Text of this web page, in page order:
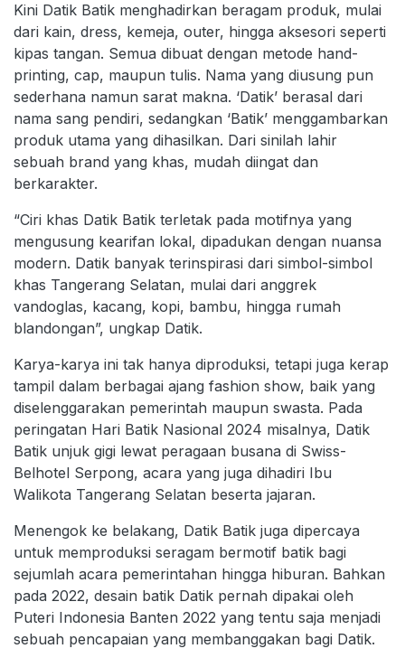
Kini Datik Batik menghadirkan beragam produk, mulai
dari kain, dress, kemeja, outer, hingga aksesori seperti
kipas tangan. Semua dibuat dengan metode hand-
printing, cap, maupun tulis. Nama yang diusung pun
sederhana namun sarat makna. ‘Datik’ berasal dari
nama sang pendiri, sedangkan ‘Batik’ menggambarkan
produk utama yang dihasilkan. Dari sinilah lahir
sebuah brand yang khas, mudah diingat dan
berkarakter.
“Ciri khas Datik Batik terletak pada motifnya yang
mengusung kearifan lokal, dipadukan dengan nuansa
modern. Datik banyak terinspirasi dari simbol-simbol
khas Tangerang Selatan, mulai dari anggrek
vandoglas, kacang, kopi, bambu, hingga rumah
blandongan”, ungkap Datik.
Karya-karya ini tak hanya diproduksi, tetapi juga kerap
tampil dalam berbagai ajang fashion show, baik yang
diselenggarakan pemerintah maupun swasta. Pada
peringatan Hari Batik Nasional 2024 misalnya, Datik
Batik unjuk gigi lewat peragaan busana di Swiss-
Belhotel Serpong, acara yang juga dihadiri Ibu
Walikota Tangerang Selatan beserta jajaran.
Menengok ke belakang, Datik Batik juga dipercaya
untuk memproduksi seragam bermotif batik bagi
sejumlah acara pemerintahan hingga hiburan. Bahkan
pada 2022, desain batik Datik pernah dipakai oleh
Puteri Indonesia Banten 2022 yang tentu saja menjadi
sebuah pencapaian yang membanggakan bagi Datik.